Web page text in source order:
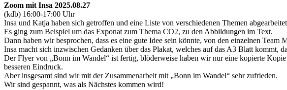
Zoom mit Insa 2025.08.27
(kdb) 16:00-17:00 Uhr
Insa und Katja haben sich getroffen und eine Liste von verschiedenen Themen
Es ging zum Beispiel um das Exponat zum Thema CO2, zu den Abbildungen im Text.
Dann haben wir besprochen, dass es eine gute Idee sein könnte, von den einzelnen Team
Insa macht sich inzwischen Gedanken über das Plakat, welches auf das A3 Blatt kommt,
Der Flyer von „Bonn im Wandel“ ist fertig, blöderweise haben wir nur eine kopierte
besseren Eindruck.
Aber insgesamt sind wir mit der Zusammenarbeit mit „Bonn im Wandel“ sehr zufrieden.
Wir sind gespannt, was als Nächstes kommen wird!